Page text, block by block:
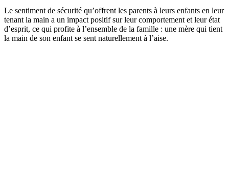
Le sentiment de sécurité qu’offrent les parents à leurs enfants en leur
tenant la main a un impact positif sur leur comportement et leur état
d’esprit, ce qui profite à l’ensemble de la famille : une mère qui tient
la main de son enfant se sent naturellement à l’aise.